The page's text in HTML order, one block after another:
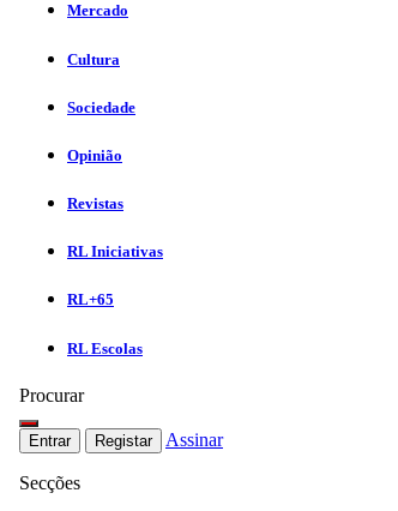
Mercado
Cultura
Sociedade
Opinião
Revistas
RL Iniciativas
RL+65
RL Escolas
Procurar
Entrar Registar Assinar
Secções